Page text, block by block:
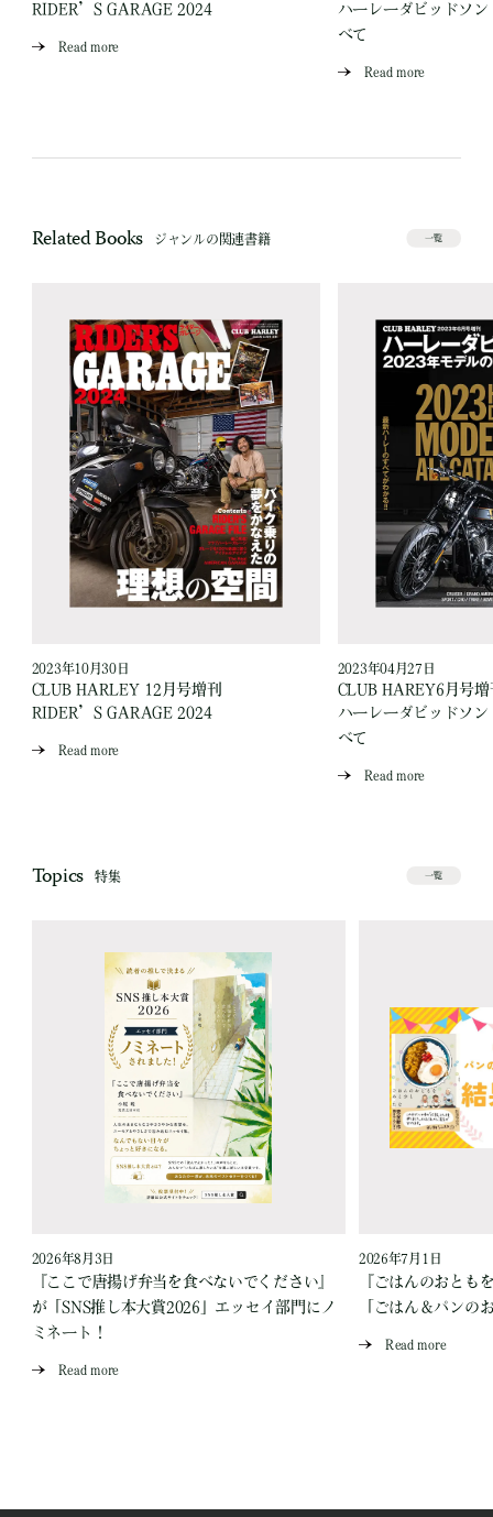
RIDER’S GARAGE 2024
Read more
ハーレーダビッドソ
べて
Read more
Related Books ジャンルの関連書籍 一覧
2023年10月30日
CLUB HARLEY 12月号増刊
RIDER’S GARAGE 2024
Read more
2023年04月27日
CLUB HAREY6月号増
ハーレーダビッドソ
べて
Read more
Topics 特集 一覧
2026年8月3日
『ここで唐揚げ弁当を食べないでください』
が「SNS推し本大賞2026」エッセイ部門にノ
ミネート！
Read more
2026年7月1日
『ごはんのおとも
「ごはん＆パンの
Read more